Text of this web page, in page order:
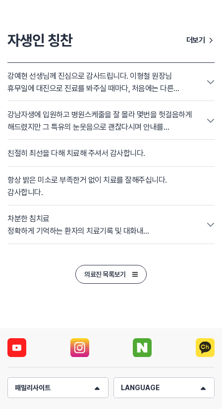
자생인 칭찬 더보기
강예현 선생님께 진심으로 감사드립니다. 이형철 원장님
휴무일에 대진으로 진료를 봐주실 때마다, 처음에는 다른
선생님이시라 낯설기도 했지만 진료를 받을수록 깊은 신뢰와
편안함을 느낄 수 있었습니다. 강예현 선생님께서는 언제나
차분하고 안정된 태도로 환자를 맞이해 주셨습니다. 복잡한
설명이나 급한 분위기 없이, 환자의 상태를 하나하나 꼼꼼하게
확인해 주시는 모습에서 진료에 대한 진정성과 세심함이
들어주시는 모습이 특히 인상 깊었습니다. 또한 선생님의 가장
큰 강점은 뛰어난 공감력이었습니다. 단순히 증상을 듣고
치료 과정에 대한 설명도 차분하고 이해하기 쉽게 해주셔서,
불필요한 걱정 없이 치료에 집중할 수 있었습니다. 원장님이
덕분이었습니다. 짧은 진료 시간이었음에도 환자를 충분히
이해하려는 진심이 느껴졌고, 그 배려 하나하나가 큰 위로가
강남자생에 입원하고 병원스케줄을 잘 몰라 몇번을 헛걸음하게
해드렸지만 그 특유의 눈웃음으로 괜찮다시며 안내를
해주셨습니다. 꽤나 긴 기간 진료를 해주시는 동안 환자를
참으로 편안하게 대해주셨습니다... 가끔 오가며 뵐때마다
선생님입니다~~^^
친절히 최선을 다해 치료해 주셔서 감사합니다.
항상 밝은 미소로 부족한거 없이 치료를 잘해주십니다.
감사합니다.
차분한 침치료
정확하게 기억하는 환자의 치료기록 및 대화내용
마음까지 의지하게 되는 한의사입니다.
의료진 목록보기
패밀리사이트 LANGUAGE